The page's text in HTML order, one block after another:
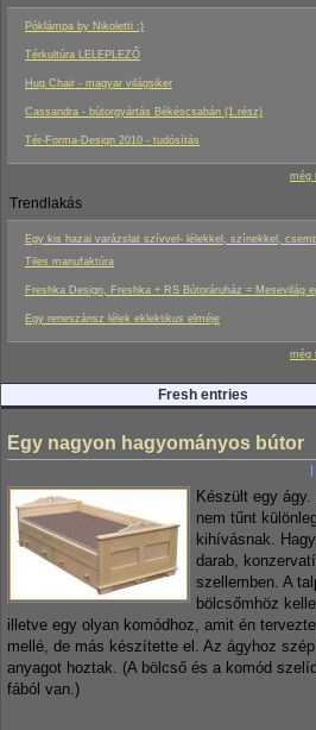
Póklámpa by Nikoletti :)
Térkultúra LELEPLEZŐ
Hug Chair - magyar világsiker
Cassandra - bútorgyártás Békéscsabán (1.rész)
Tér-Forma-Design 2010 - tudósítás
még
Trendlakás
Egy kis hazai varázslat szívvel- lélekkel, színekkel,
Tiles manufaktúra
Freshka Design, Freshka + RS Bútoráruház = Mesevilág
Egy reneszánsz lélek eklektikus elméje
még
Fresh entries
Egy nagyon hagyományos bútor
Készült egy
nem tűnt
kihívásnak.
darab,
szellemben. A
bölcsőmhöz
illetve egy olyan komódhoz, amit én
mellé, de más készítette el. Az ágyhoz
anyagot hoztak. (A bölcső és a komód
fából van.)